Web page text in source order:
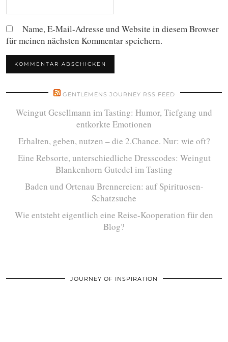
Name, E-Mail-Adresse und Website in diesem Browser
für meinen nächsten Kommentar speichern.
GENTLEMENS JOURNEY RSS FEED
Weingut Gesellmann im Tasting: Humor, Tiefgang und
entkorkte Emotionen
Erhalten, geben, nutzen – die 2.Chance. Nur: wie oft?
Eine Rebsorte, unterschiedliche Dresscodes: Weingut
Blankenhorn Gutedel im Tasting
Baden und Ortenau Brennereien: auf Spirituosen-
Schatzsuche
Wie entsteht eigentlich eine Reise-Kooperation für den
Blog?
JOURNEY OF INSPIRATION